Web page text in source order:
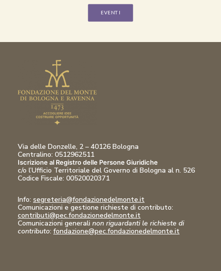
EVENTI
Via delle Donzelle, 2 – 40126 Bologna
Centralino: 0512962511
Iscrizione al Registro delle Persone Giuridiche
c/o l’Ufficio Territoriale del Governo di Bologna al n. 526
Codice Fiscale: 00520020371
Info: segreteria@fondazionedelmonte.it
Comunicazioni e gestione richieste di contributo:
contributi@pec.fondazionedelmonte.it
Comunicazioni generali non riguardanti le richieste di
contributo: fondazione@pec.fondazionedelmonte.it